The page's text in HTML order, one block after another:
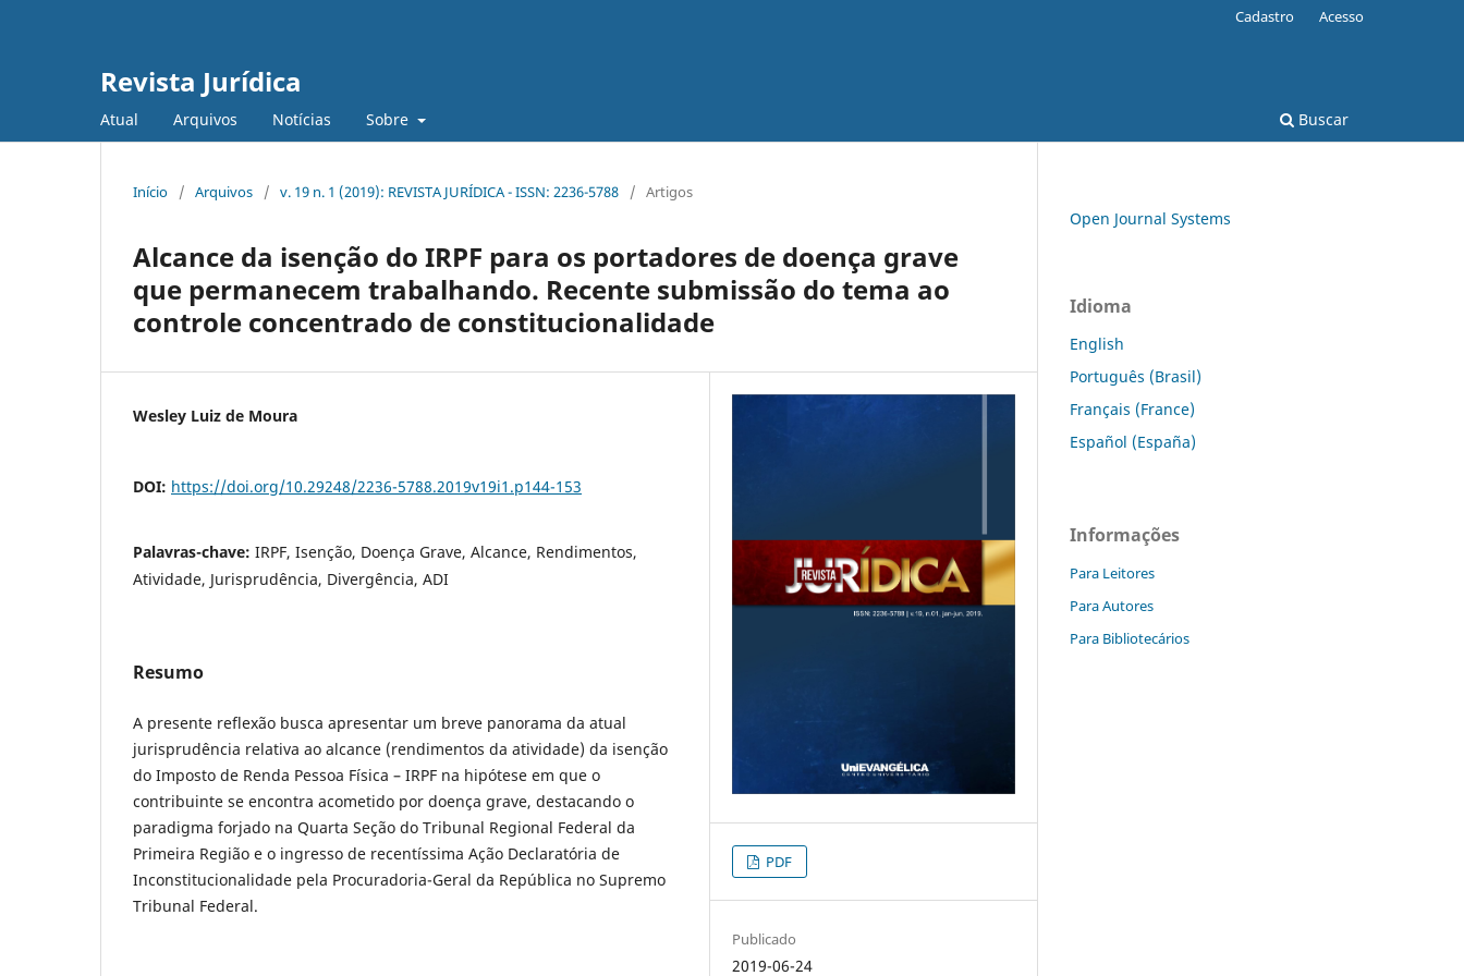
Revista Jurídica
Atual Arquivos Notícias Sobre Buscar
Cadastro Acesso
Início / Arquivos / v. 19 n. 1 (2019): REVISTA JURÍDICA - ISSN: 2236-5788 / Artigos
Alcance da isenção do IRPF para os portadores de doença grave
que permanecem trabalhando. Recente submissão do tema ao
controle concentrado de constitucionalidade
Wesley Luiz de Moura
DOI: https://doi.org/10.29248/2236-5788.2019v19i1.p144-153
Palavras-chave: IRPF, Isenção, Doença Grave, Alcance, Rendimentos,
Atividade, Jurisprudência, Divergência, ADI
Resumo
A presente reflexão busca apresentar um breve panorama da atual
jurisprudência relativa ao alcance (rendimentos da atividade) da isenção
do Imposto de Renda Pessoa Física – IRPF na hipótese em que o
contribuinte se encontra acometido por doença grave, destacando o
paradigma forjado na Quarta Seção do Tribunal Regional Federal da
Primeira Região e o ingresso de recentíssima Ação Declaratória de
Inconstitucionalidade pela Procuradoria-Geral da República no Supremo
Tribunal Federal.
PDF
Publicado
2019-06-24
Open Journal Systems
Idioma
English
Português (Brasil)
Français (France)
Español (España)
Informações
Para Leitores
Para Autores
Para Bibliotecários